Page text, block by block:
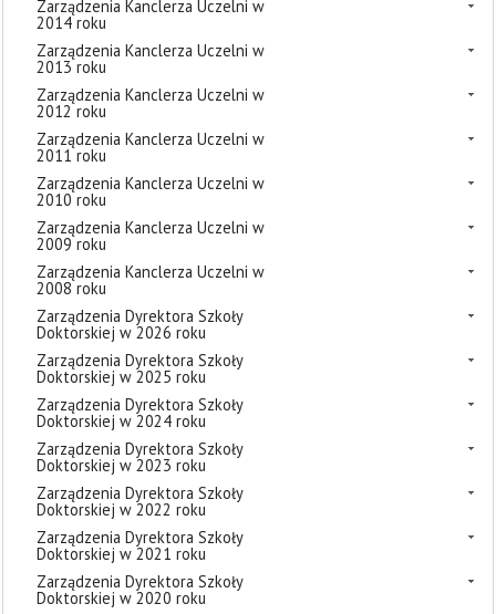
Zarządzenia Kanclerza Uczelni w
2014 roku
Zarządzenia Kanclerza Uczelni w
2013 roku
Zarządzenia Kanclerza Uczelni w
2012 roku
Zarządzenia Kanclerza Uczelni w
2011 roku
Zarządzenia Kanclerza Uczelni w
2010 roku
Zarządzenia Kanclerza Uczelni w
2009 roku
Zarządzenia Kanclerza Uczelni w
2008 roku
Zarządzenia Dyrektora Szkoły
Doktorskiej w 2026 roku
Zarządzenia Dyrektora Szkoły
Doktorskiej w 2025 roku
Zarządzenia Dyrektora Szkoły
Doktorskiej w 2024 roku
Zarządzenia Dyrektora Szkoły
Doktorskiej w 2023 roku
Zarządzenia Dyrektora Szkoły
Doktorskiej w 2022 roku
Zarządzenia Dyrektora Szkoły
Doktorskiej w 2021 roku
Zarządzenia Dyrektora Szkoły
Doktorskiej w 2020 roku